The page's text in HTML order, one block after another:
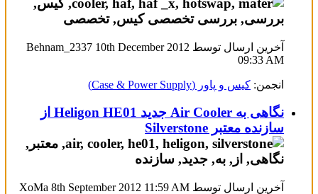
آخرین ارسال توسط Behnam_2337 10th December 2012
09:33 AM
انجمن: کیس و پاور (Case & Power Supply)
نگاهی به Air Cooler جدید Heligon HE01 از
سازنده معتبر Silverstone
آخرین ارسال توسط XoMa 8th September 2012 11:59 AM